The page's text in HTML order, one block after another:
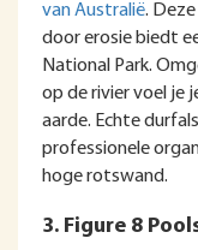
van Australië.
door erosie biedt
National Park.
op de rivier voel je
aarde. Echte
professionele
hoge rotswand.
3. Figure 8